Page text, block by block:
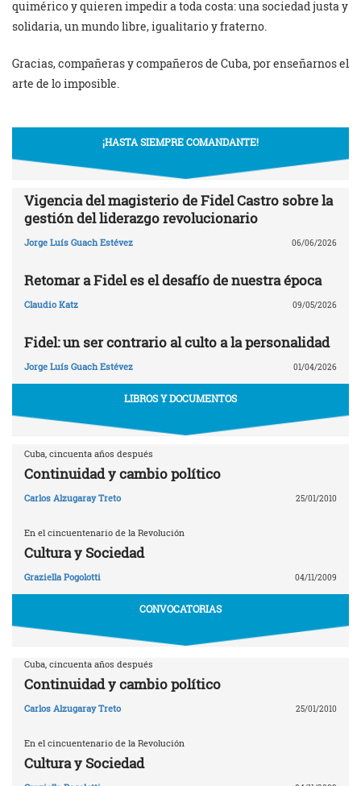
quimérico y quieren impedir a toda costa: una sociedad justa y
solidaria, un mundo libre, igualitario y fraterno.
Gracias, compañeras y compañeros de Cuba, por enseñarnos el
arte de lo imposible.
¡HASTA SIEMPRE COMANDANTE!
Vigencia del magisterio de Fidel Castro sobre la
gestión del liderazgo revolucionario
Jorge Luís Guach Estévez 06/06/2026
Retomar a Fidel es el desafío de nuestra época
Claudio Katz 09/05/2026
Fidel: un ser contrario al culto a la personalidad
Jorge Luís Guach Estévez 01/04/2026
LIBROS Y DOCUMENTOS
Cuba, cincuenta años después
Continuidad y cambio político
Carlos Alzugaray Treto 25/01/2010
En el cincuentenario de la Revolución
Cultura y Sociedad
Graziella Pogolotti 04/11/2009
CONVOCATORIAS
Cuba, cincuenta años después
Continuidad y cambio político
Carlos Alzugaray Treto 25/01/2010
En el cincuentenario de la Revolución
Cultura y Sociedad